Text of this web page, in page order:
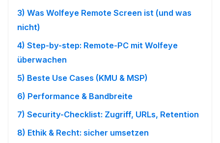
3) Was Wolfeye Remote Screen ist (und was
nicht)
4) Step-by-step: Remote-PC mit Wolfeye
überwachen
5) Beste Use Cases (KMU & MSP)
6) Performance & Bandbreite
7) Security-Checklist: Zugriff, URLs, Retention
8) Ethik & Recht: sicher umsetzen